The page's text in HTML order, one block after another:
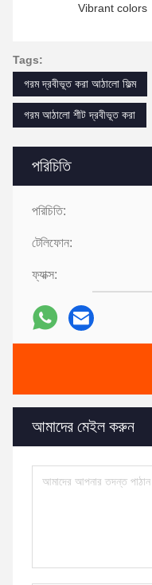
পরিচিতি
পরিচিতি:
টেলিফোন:
ফ্যাক্স:
আমাদের মেইল ​​করুন
Vibrant colors
Tags:
গরম দ্রবীভূত করা আঠালো ফিল্ম
গরম আঠালো শীট দ্রবীভূত করা